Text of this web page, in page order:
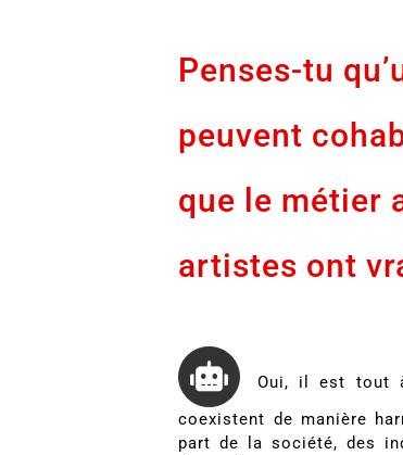
Penses-tu
peuvent
que le métier
artistes ont
Oui, il est tout
coexistent de manière
part de la société, des